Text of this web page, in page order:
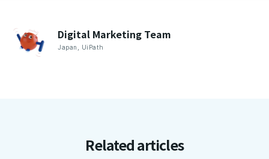
Digital Marketing Team
Japan UiPath
Related articles